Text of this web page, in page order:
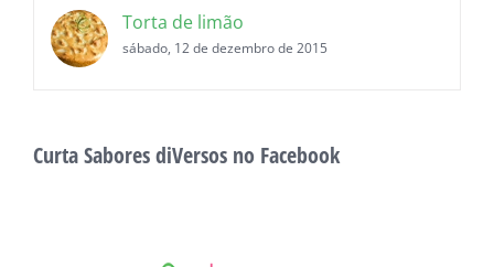
Torta de limão
sábado, 12 de dezembro de 2015
Curta Sabores diVersos no Facebook